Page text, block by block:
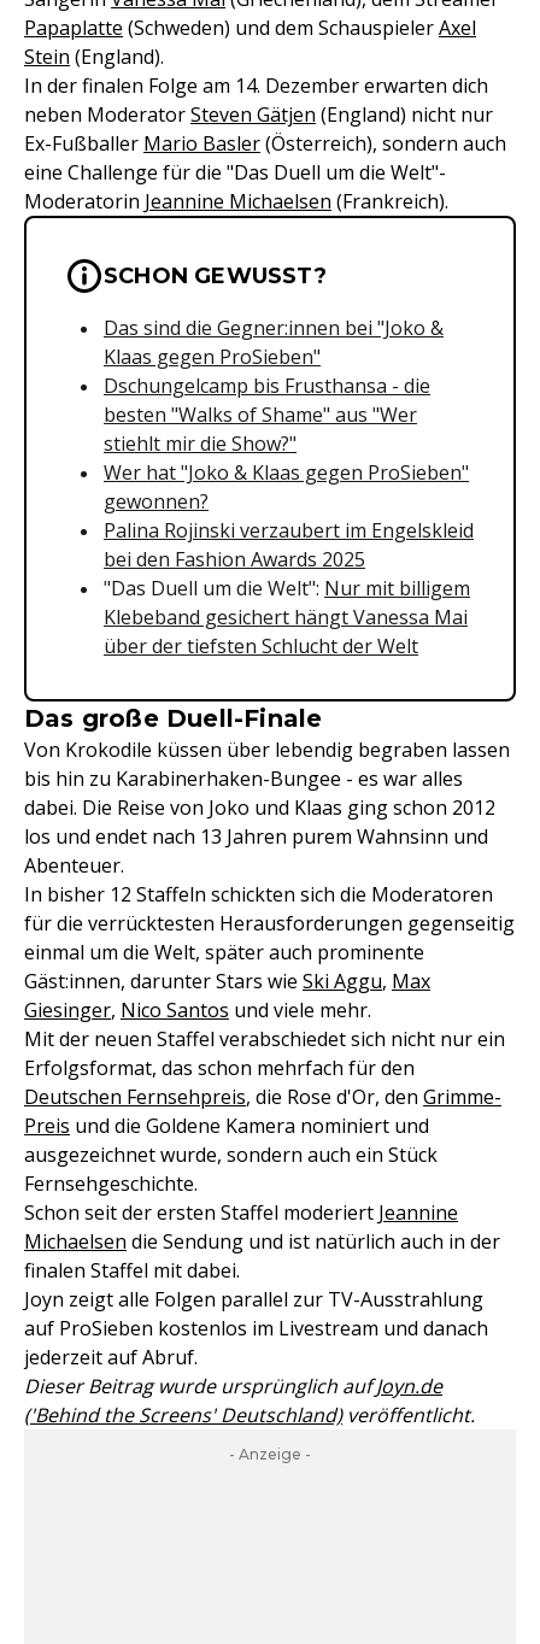
Papaplatte (Schweden) und dem SchauspielerAxel
Stein (England).
In der finalen Folge am 14. Dezember erwarten dich
neben ModeratorSteven Gätjen (England) nicht nur
Ex-Fußballer Mario Basler(Österreich), sondern auch
eine Challenge für die "Das Duell um die Welt"-
Moderatorin Jeannine Michaelsen (Frankreich).
Wichtige Hinweise &
SCHON GEWUSST?
Das sind die Gegner:innen bei "Joko &
Klaas gegen ProSieben"
Dschungelcamp bis Frusthansa - die
besten "Walks of Shame" aus "Wer
stiehlt mir die Show?"
Wer hat "Joko & Klaas gegen ProSieben"
gewonnen?
Palina Rojinski verzaubert im Engelskleid
bei den Fashion Awards 2025
"Das Duell um die Welt": Nur mit billigem
Klebeband gesichert hängt Vanessa Mai
über der tiefsten Schlucht der Welt
Das große Duell-Finale
Von Krokodile küssen über lebendig begraben lassen
bis hin zu Karabinerhaken-Bungee - es war alles
dabei. Die Reise von Joko und Klaas ging schon 2012
los und endet nach 13 Jahren purem Wahnsinn und
Abenteuer.
In bisher 12 Staffeln schickten sich die Moderatoren
für die verrücktesten Herausforderungen gegenseitig
einmal um die Welt, später auch prominente
Gäst:innen, darunter Stars wie Ski Aggu, Max
Giesinger, Nico Santos und viele mehr.
Mit der neuen Staffel verabschiedet sich nicht nur ein
Erfolgsformat, das schon mehrfach für den
Deutschen Fernsehpreis, die Rose d'Or, den Grimme-
Preis und die Goldene Kamera nominiert und
ausgezeichnet wurde, sondern auch ein Stück
Fernsehgeschichte.
Schon seit der ersten Staffel moderiert Jeannine
Michaelsen die Sendung und ist natürlich auch in der
finalen Staffel mit dabei.
Joyn zeigt alle Folgen parallel zur TV-Ausstrahlung
auf ProSieben kostenlos im Livestream und danach
jederzeit auf Abruf.
Dieser Beitrag wurde ursprünglich aufJoyn.de
('Behind the Screens' Deutschland)veröffentlicht.
- Anzeige -